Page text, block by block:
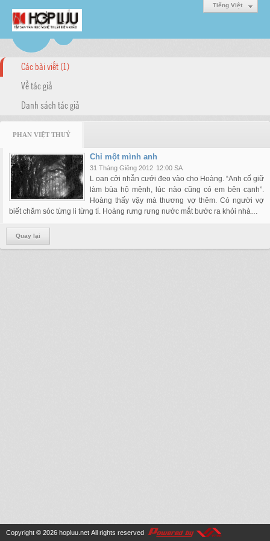
Tiếng Việt
Các bài viết (1)
Về tác giả
Danh sách tác giả
PHAN VIỆT THUỶ
Chỉ một mình anh
31 Tháng Giêng 2012 12:00 SA
L oan cởi nhẫn cưới đeo vào cho Hoàng. “Anh cố giữ
làm bùa hộ mệnh, lúc nào cũng có em bên cạnh”.
Hoàng thấy vậy mà thương vợ thêm. Có người vợ
biết chăm sóc từng li từng tí. Hoàng rưng rưng nước mắt bước ra khỏi nhà…
Quay lại
Copyright © 2026 hopluu.net All rights reserved